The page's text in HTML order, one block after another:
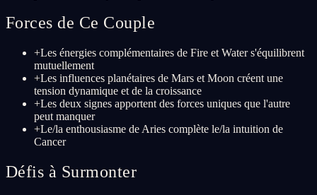
Forces de Ce Couple
+Les énergies complémentaires de Fire et Water s'équilibrent
mutuellement
+Les influences planétaires de Mars et Moon créent une
tension dynamique et de la croissance
+Les deux signes apportent des forces uniques que l'autre
peut manquer
+Le/la enthousiasme de Aries complète le/la intuition de
Cancer
Défis à Surmonter